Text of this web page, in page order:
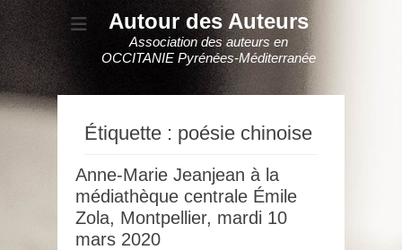
Autour des Auteurs
Association des auteurs en
OCCITANIE Pyrénées-Méditerranée
Étiquette : poésie chinoise
Anne-Marie Jeanjean à la
médiathèque centrale Émile
Zola, Montpellier, mardi 10
mars 2020